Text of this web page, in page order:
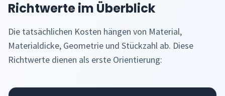
Richtwerte im Überblick
Die tatsächlichen Kosten hängen von Material,
Materialdicke, Geometrie und Stückzahl ab. Diese
Richtwerte dienen als erste Orientierung: